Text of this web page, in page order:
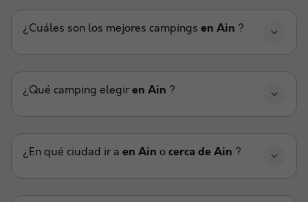
¿Cuáles son los mejores campings en Ain ?
¿Qué camping elegiren Ain ?
¿En qué ciudad ir a en Ain o cerca de Ain ?